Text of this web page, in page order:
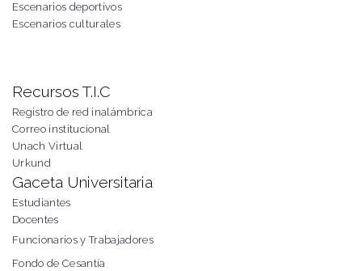
Escenarios deportivos
Escenarios culturales
Recursos T.I.C
Registro de red inalámbrica
Correo institucional
Unach Virtual
Urkund
Gaceta Universitaria
Estudiantes
Docentes
Funcionarios y Trabajadores
Fondo de Cesantía